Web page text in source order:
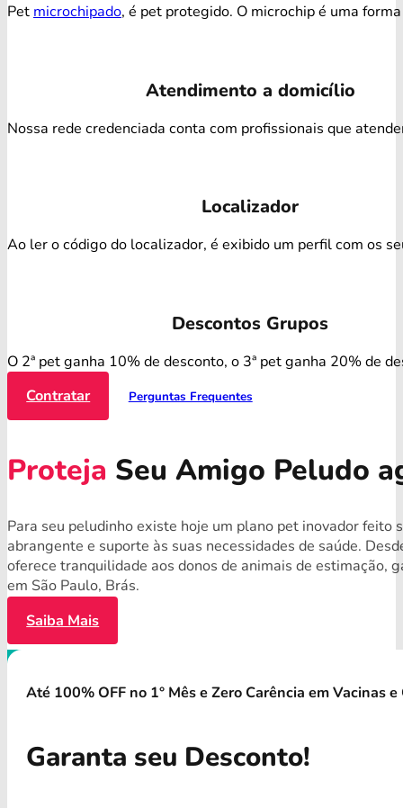
Pet microchipado, é pet protegido. O microchip é uma
Atendimento a domicílio
Nossa rede credenciada conta com profissionais que
Localizador
Ao ler o código do localizador, é exibido um perfil com os
Descontos Grupos
O 2ª pet ganha 10% de desconto, o 3ª pet ganha 20% de
Contratar
Perguntas Frequentes
Proteja Seu Amigo Peludo
Para seu peludinho existe hoje um plano pet inovador
abrangente e suporte às suas necessidades de saúde.
oferece tranquilidade aos donos de animais de estimação,
em São Paulo, Brás.
Saiba Mais
Até 100% OFF no 1° Mês e Zero Carência em Vacinas
Garanta seu Desconto!